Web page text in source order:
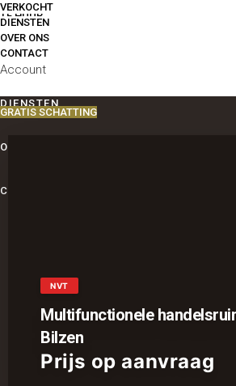
TE HUUR
VERKOCHT
DIENSTEN
OVER ONS
CONTACT
VERKOCHT
DIENSTEN
OVER ONS
CONTACT
Account
GRATIS SCHATTING
NVT
Multifunctionele
Bilzen
Prijs op aanvraag